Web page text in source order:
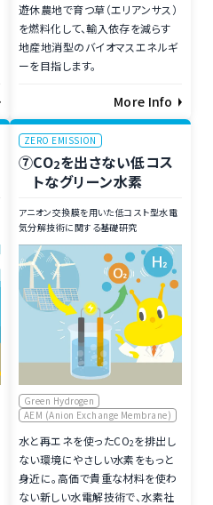
遊休農地で育つ草（エリアンサス）
を燃料化して、輸入依存を減らす
地産地消型のバイオマスエネルギ
ーを目指します。
More Info
ZERO EMISSION
⑦CO2を出さない低コス
トなグリーン水素
アニオン交換膜を用いた低コスト型水電
気分解技術に関する基礎研究
Green Hydrogen
AEM (Anion Exchange Membrane)
水と再エネを使ったCO2を排出し
ない環境にやさしい水素をもっと
身近に。高価で貴重な材料を使わ
ない新しい水電解技術で、水素社